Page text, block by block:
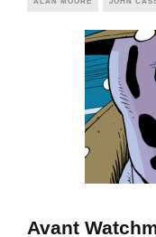
Avant